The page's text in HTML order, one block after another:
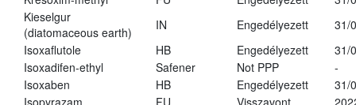
Kieselgur
(diatomaceous earth)
IN Engedélyezett
31/
Isoxaflutole
HB Engedélyezett
31/
Isoxadifen-ethyl
Safener Not PPP
-
Isoxaben
HB Engedélyezett
31/